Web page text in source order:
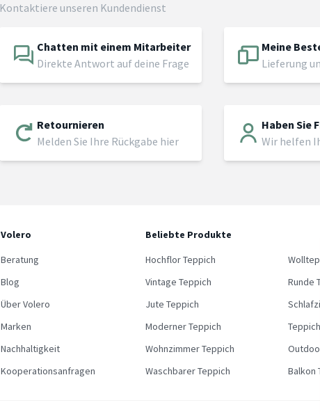
Kontaktiere unseren Kundendienst
Chatten mit einem Mitarbeiter
Direkte Antwort auf deine Frage
Meine
Lieferung
Retournieren
Melden Sie Ihre Rückgabe hier
Haben Sie
Wir helfen
Volero
Beratung
Blog
Über Volero
Marken
Nachhaltigkeit
Kooperationsanfragen
Beliebte Produkte
Hochflor Teppich
Vintage Teppich
Runde
Jute Teppich
Moderner Teppich
Wohnzimmer Teppich
Waschbarer Teppich
Balkon